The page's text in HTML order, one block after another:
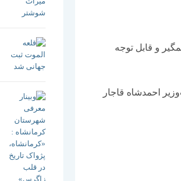
و قابل توجه
احمدشاه قاجار